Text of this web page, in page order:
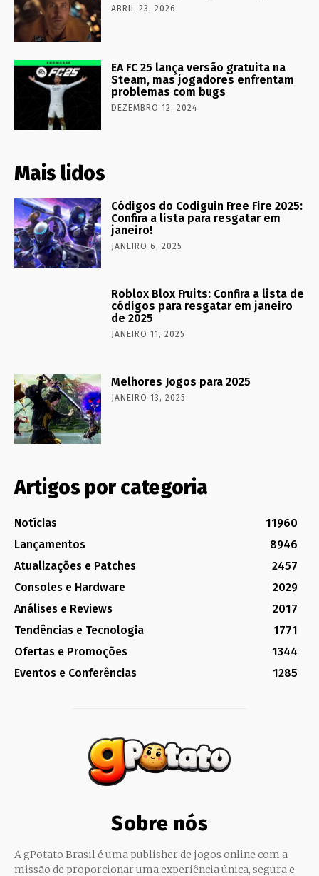
ABRIL 23, 2026
EA FC 25 lança versão gratuita na
Steam, mas jogadores enfrentam
problemas com bugs
DEZEMBRO 12, 2024
Mais lidos
Códigos do Codiguin Free Fire 2025:
Confira a lista para resgatar em
janeiro!
JANEIRO 6, 2025
Roblox Blox Fruits: Confira a lista de
códigos para resgatar em janeiro
de 2025
JANEIRO 11, 2025
Melhores Jogos para 2025
JANEIRO 13, 2025
Artigos por categoria
Notícias
11960
Lançamentos
8946
Atualizações e Patches
2457
Consoles e Hardware
2029
Análises e Reviews
2017
Tendências e Tecnologia
1771
Ofertas e Promoções
1344
Eventos e Conferências
1285
Sobre nós
A gPotato Brasil é uma publisher de jogos online com a
missão de proporcionar uma experiência única, segura e